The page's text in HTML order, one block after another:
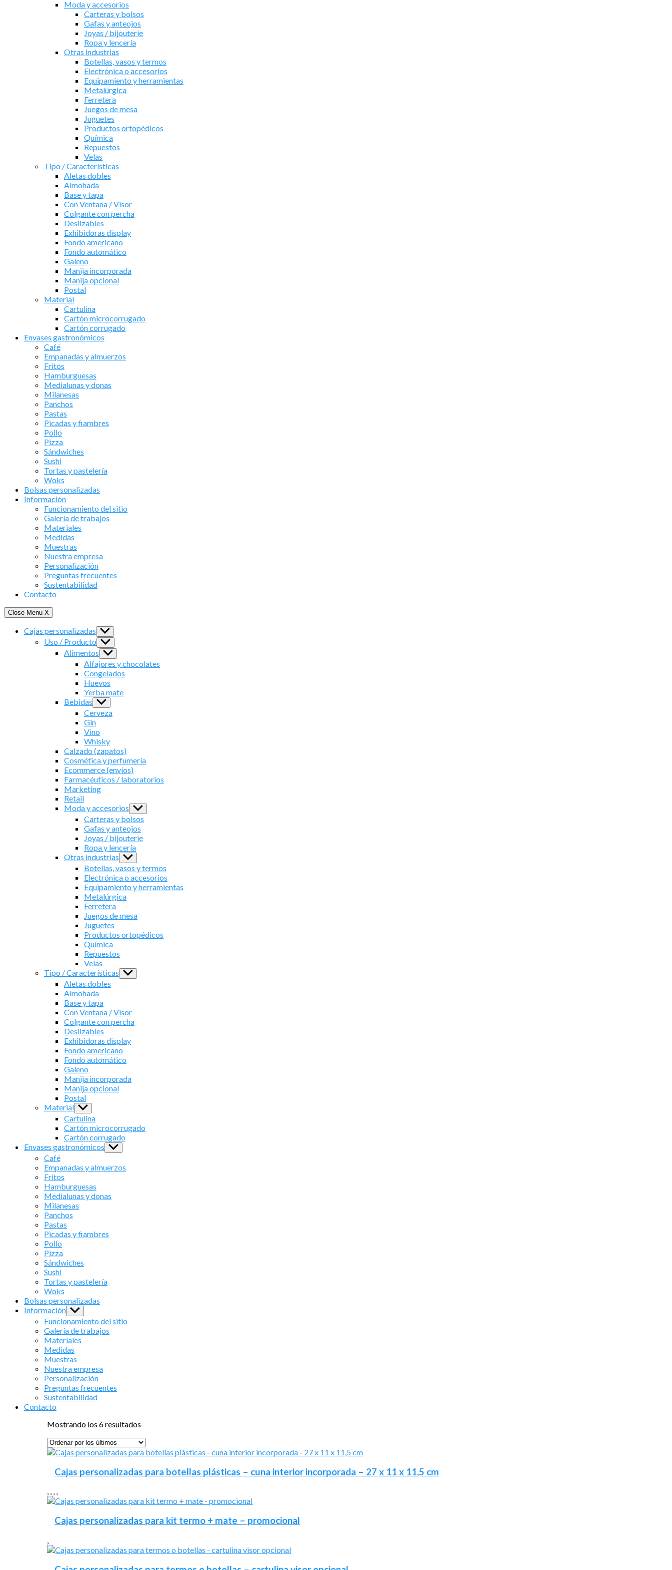
Moda y accesorios
Carteras y bolsos
Gafas y anteojos
Joyas / bijouterie
Ropa y lencería
Otras industrias
Botellas, vasos y termos
Electrónica o accesorios
Equipamiento y herramientas
Metalúrgica
Ferretera
Juegos de mesa
Juguetes
Productos ortopédicos
Química
Repuestos
Velas
Tipo / Características
Aletas dobles
Almohada
Base y tapa
Con Ventana / Visor
Colgante con percha
Deslizables
Exhibidoras display
Fondo americano
Fondo automático
Galeno
Manija incorporada
Manija opcional
Postal
Material
Cartulina
Cartón microcorrugado
Cartón corrugado
Envases gastronómicos
Café
Empanadas y almuerzos
Fritos
Hamburguesas
Medialunas y donas
Milanesas
Panchos
Pastas
Picadas y fiambres
Pollo
Pizza
Sándwiches
Sushi
Tortas y pastelería
Woks
Bolsas personalizadas
Información
Funcionamiento del sitio
Galería de trabajos
Materiales
Medidas
Muestras
Nuestra empresa
Personalización
Preguntas frecuentes
Sustentabilidad
Contacto
Close Menu X
Cajas personalizadas Show
sub
menu
Uso / Producto Show
sub
menu
Alimentos Show
sub
menu
Alfajores y chocolates
Congelados
Huevos
Yerba mate
Bebidas Show
sub
menu
Cerveza
Gin
Vino
Whisky
Calzado (zapatos)
Cosmética y perfumería
Ecommerce (envíos)
Farmacéuticos / laboratorios
Marketing
Retail
Moda y accesorios Show
sub
menu
Carteras y bolsos
Gafas y anteojos
Joyas / bijouterie
Ropa y lencería
Otras industrias Show
sub
menu
Botellas, vasos y termos
Electrónica o accesorios
Equipamiento y herramientas
Metalúrgica
Ferretera
Juegos de mesa
Juguetes
Productos ortopédicos
Química
Repuestos
Velas
Tipo / Características Show
sub
Aletas dobles
Almohada
Base y tapa
Con Ventana / Visor
Colgante con percha
Deslizables
Exhibidoras display
Fondo americano
Fondo automático
Galeno
Manija incorporada
Manija opcional
Postal
Material Show
sub
menu
Cartulina
Cartón microcorrugado
Cartón corrugado
Envases gastronómicos Show
sub
Café
Empanadas y almuerzos
Fritos
Hamburguesas
Medialunas y donas
Milanesas
Panchos
Pastas
Picadas y fiambres
Pollo
Pizza
Sándwiches
Sushi
Tortas y pastelería
Woks
Bolsas personalizadas
Información Show
sub
menu
Funcionamiento del sitio
Galería de trabajos
Materiales
Medidas
Muestras
Nuestra empresa
Personalización
Preguntas frecuentes
Sustentabilidad
Contacto
Mostrando los 6 resultados
los
últimos
Cajas personalizadas para botellas plásticas – cuna interior incorporada – 27 x 11 x 11,5 cm
, , , ,
Cajas personalizadas para kit termo + mate – promocional
,